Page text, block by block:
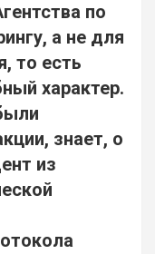
по
а не для
то есть
характер.
знает, о
из